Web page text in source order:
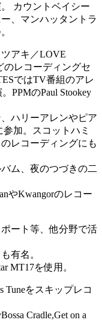
カウントベイシー
、マンハッタントラ
アキ／LOVE
のレコーディングセ
ではTV番組のアレ
PPMのPaul Stookey
ハリーアレンやピア
加。スコットハミ
レコーディングにも
ム、夜のつづきの二
やKwangorのレコー
ート等、他分野で活
有名。
MT17を使用。
Tuneをスキップレコ
Cradle,Get on a